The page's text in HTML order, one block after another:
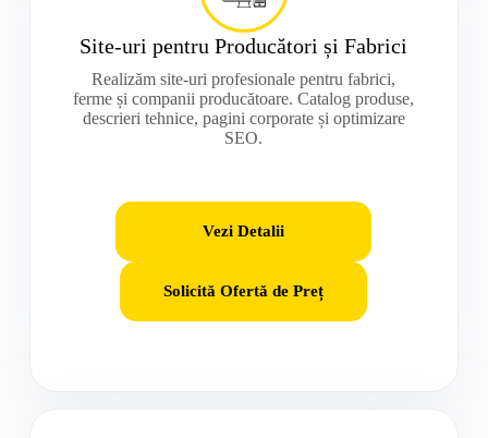
Site-uri pentru Producători și Fabrici
Realizăm site-uri profesionale pentru fabrici,
ferme și companii producătoare. Catalog produse,
descrieri tehnice, pagini corporate și optimizare
SEO.
Vezi Detalii
Solicită Ofertă de Preț